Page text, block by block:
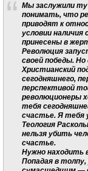
Мы заслужили
понимать, что
приводят к
условии
принесены в
Революция
своей победы.
Христианский
сегодняшнего,
перспективой
революционеры
тебя
счастье. Я тебя
Теология
нельзя убить
счастье.
Нужно находить
Попадая в